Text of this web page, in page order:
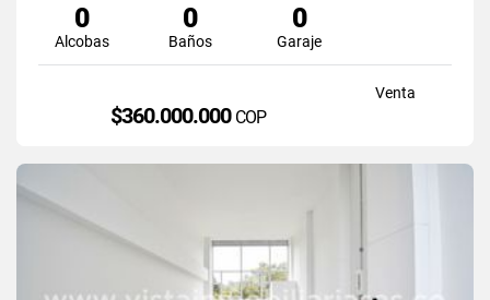
0
Alcobas
0
Baños
0
Garaje
Venta
$360.000.000 COP